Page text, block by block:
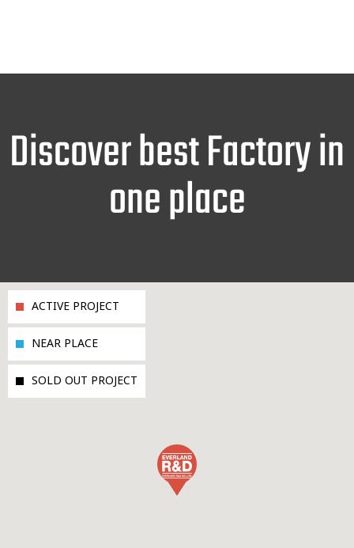
Discover best Factory in
one place
ACTIVE PROJECT
NEAR PLACE
SOLD OUT PROJECT